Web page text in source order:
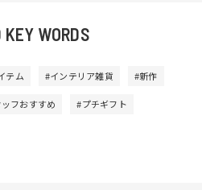
KEY WORDS
テム #インテリア雑貨 #新作
フおすすめ #プチギフト